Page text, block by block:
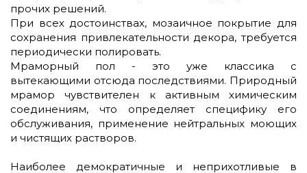
прочих решений.
При всех достоинствах, мозаичное покрытие для
сохранения привлекательности декора, требуется
периодически полировать.
Мраморный пол - это уже классика с
вытекающими отсюда последствиями. Природный
мрамор чувствителен к активным химическим
соединениям, что определяет специфику его
обслуживания, применение нейтральных моющих
и чистящих растворов.
Наиболее демократичные и неприхотливые в